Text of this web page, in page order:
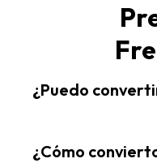
¿Puedo
abriendo nuestro
¿Cómo